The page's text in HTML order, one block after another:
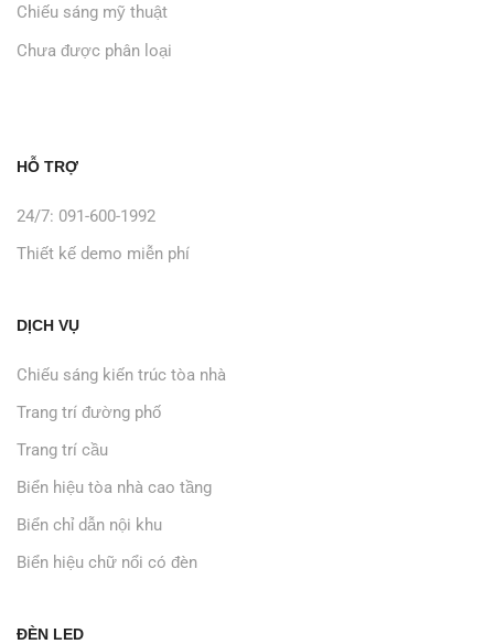
Chiếu sáng mỹ thuật
Chưa được phân loại
HỖ TRỢ
24/7: 091-600-1992
Thiết kế demo miễn phí
DỊCH VỤ
Chiếu sáng kiến trúc tòa nhà
Trang trí đường phố
Trang trí cầu
Biển hiệu tòa nhà cao tầng
Biển chỉ dẫn nội khu
Biển hiệu chữ nổi có đèn
ĐÈN LED